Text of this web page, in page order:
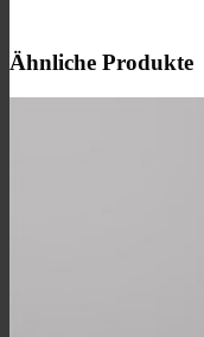
Ähnliche Produkte